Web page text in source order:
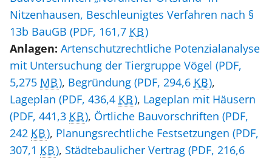
Nitzenhausen, Beschleunigtes Verfahren nach §
13b BauGB (PDF, 161,7 KB)
Anlagen: Artenschutzrechtliche Potenzialanalyse
mit Untersuchung der Tiergruppe Vögel (PDF,
5,275 MB), Begründung(PDF, 294,6 KB),
Lageplan (PDF, 436,4 KB), Lageplan mit Häusern
(PDF, 441,3 KB), Örtliche Bauvorschriften (PDF,
242 KB), Planungsrechtliche Festsetzungen (PDF,
307,1 KB), Städtebaulicher Vertrag(PDF, 216,6